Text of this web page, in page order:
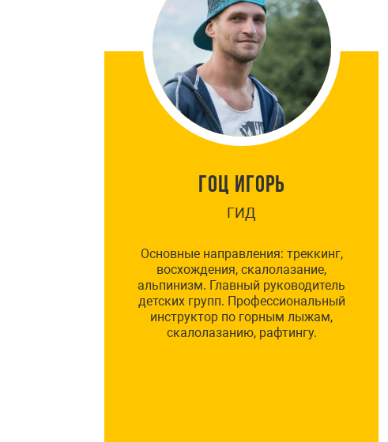
ГОЦ ИГОРЬ
ГИД
Основные направления: треккинг,
восхождения, скалолазание,
альпинизм. Главный руководитель
детских групп. Профессиональный
инструктор по горным лыжам,
скалолазанию, рафтингу.